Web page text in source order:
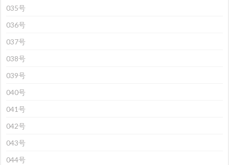
035号
036号
037号
038号
039号
040号
041号
042号
043号
044号